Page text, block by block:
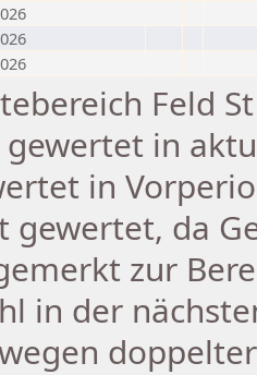
Feld
gewertet in
in
gewertet, da
zur
in der